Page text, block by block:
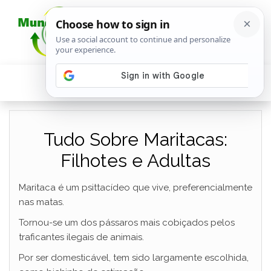
Tudo Sobre Maritacas:
Filhotes e Adultas
Maritaca é um psittacídeo que vive, preferencialmente
nas matas.
Tornou-se um dos pássaros mais cobiçados pelos
traficantes ilegais de animais.
Por ser domesticável, tem sido largamente escolhida,